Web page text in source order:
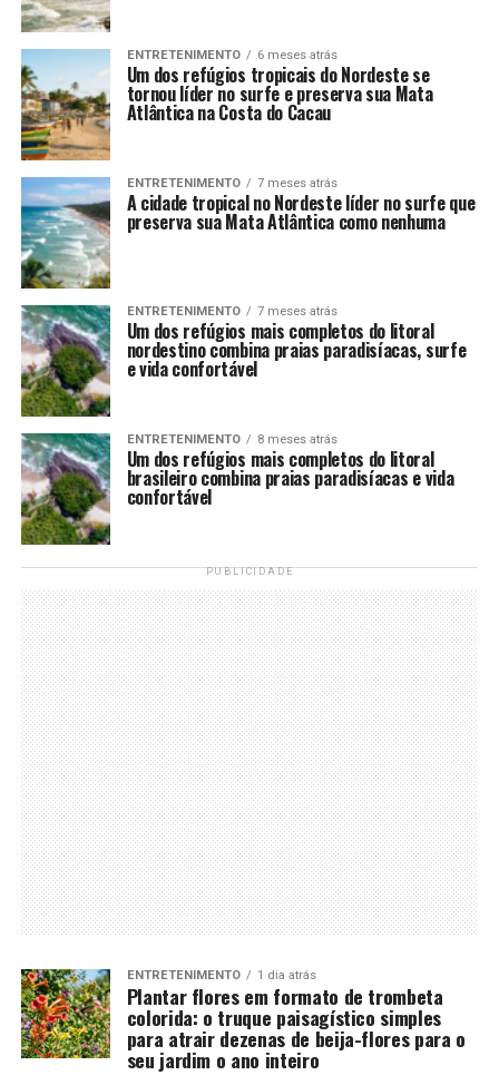
ENTRETENIMENTO 6 meses atrás
Um dos refúgios tropicais do Nordeste se
tornou líder no surfe e preserva sua Mata
Atlântica na Costa do Cacau
ENTRETENIMENTO 7 meses atrás
A cidade tropical no Nordeste líder no surfe que
preserva sua Mata Atlântica como nenhuma
ENTRETENIMENTO 7 meses atrás
Um dos refúgios mais completos do litoral
nordestino combina praias paradisíacas, surfe
e vida confortável
ENTRETENIMENTO 8 meses atrás
Um dos refúgios mais completos do litoral
brasileiro combina praias paradisíacas e vida
confortável
PUBLICIDADE
ENTRETENIMENTO 1 dia atrás
Plantar flores em formato de trombeta
colorida: o truque paisagístico simples
para atrair dezenas de beija-flores para o
seu jardim o ano inteiro